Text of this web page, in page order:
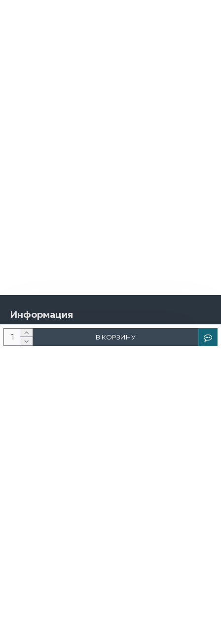
В КОРЗИНУ
Информация
О компании
Новости и акции